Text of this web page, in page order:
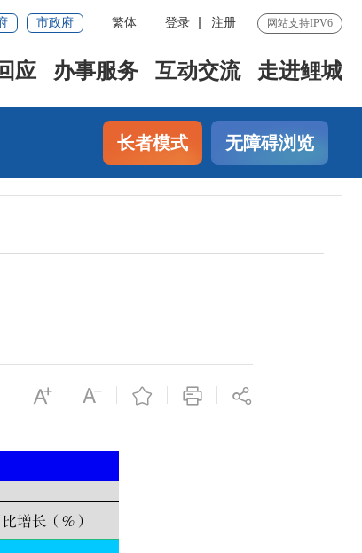
市政府 繁体 登录 注册 网站支持IPV6
应 办事服务 互动交流 走进鲤城
长者模式 无障碍浏览